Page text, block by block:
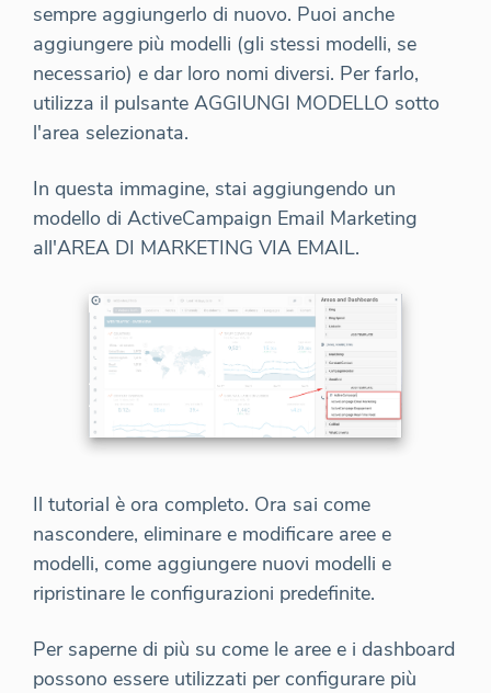
sempre aggiungerlo di nuovo. Puoi anche
aggiungere più modelli (gli stessi modelli, se
necessario) e dar loro nomi diversi. Per farlo,
utilizza il pulsante AGGIUNGI MODELLO sotto
l'area selezionata.
In questa immagine, stai aggiungendo un
modello di ActiveCampaign Email Marketing
all'AREA DI MARKETING VIA EMAIL.
Il tutorial è ora completo. Ora sai come
nascondere, eliminare e modificare aree e
modelli, come aggiungere nuovi modelli e
ripristinare le configurazioni predefinite.
Per saperne di più su come le aree e i dashboard
possono essere utilizzati per configurare più